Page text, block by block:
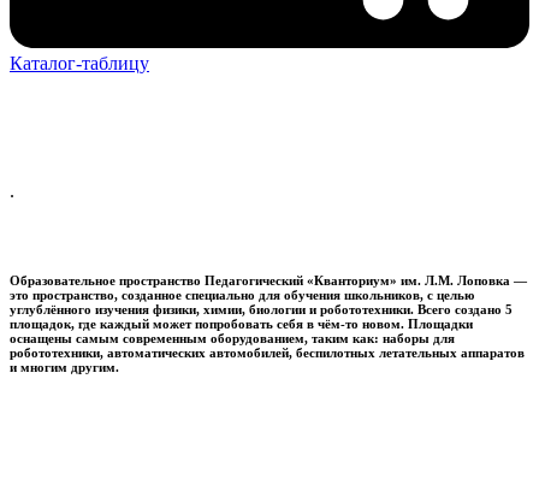
Каталог-таблицу
.
Образовательное пространство Педагогический «Кванториум» им. Л.М. Лоповка —
это пространство, созданное специально для обучения школьников, с целью
углублённого изучения физики, химии, биологии и робототехники. Всего создано 5
площадок, где каждый может попробовать себя в чём-то новом. Площадки
оснащены самым современным оборудованием, таким как: наборы для
робототехники, автоматических автомобилей, беспилотных летательных аппаратов
и многим другим.